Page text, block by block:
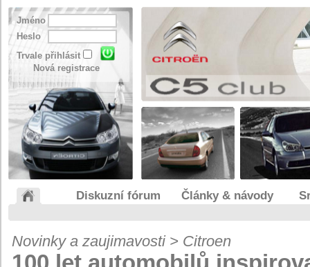
Jméno
Heslo
Trvale přihlásit
Nová registrace
Diskuzní fórum Články & návody
Novinky a zaujimavosti > Citroen